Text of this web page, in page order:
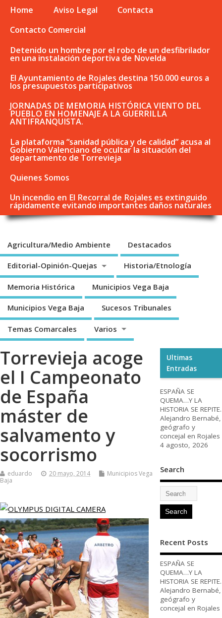
Home Aviso Legal
Contacta
Contacto Comercial
Detenido un hombre por el robo de un desfibrilador
en una instalación deportiva de Novelda
El Ayuntamiento de Rojales destina 150.000 euros a
los presupuestos participativos
JORNADAS DE MEMORIA HISTÓRICA VIENTO DEL
PUEBLO EN HOMENAJE A LA GUERRILLA
ANTIFRANQUISTA.
La plataforma “sanidad pública y de calidad” acusa al
Gobierno Valenciano de ocultar la situación del
departamento de Torrevieja
Quienes Somos
Un incendio en El Recorral de Rojales es extinguido
rápidamente evitando importantes daños naturales
Agricultura/Medio Ambiente Destacados
Editorial-Opinión-Quejas Historia/Etnología
Memoria Histórica Municipios Vega Baja
Municipios Vega Baja Sucesos Tribunales
Temas Comarcales Varios
Torrevieja acoge
el I Campeonato
de España
máster de
salvamento y
socorrismo
eduardo 20 mayo, 2014
Municipios Vega
Baja
Ultimas
Entradas
ESPAÑA SE
QUEMA…Y LA
HISTORIA SE REPITE.
Alejandro Bernabé,
geógrafo y
concejal en Rojales
4 agosto, 2026
Search
Recent Posts
ESPAÑA SE
QUEMA…Y LA
HISTORIA SE REPITE.
Alejandro Bernabé,
geógrafo y
concejal en Rojales